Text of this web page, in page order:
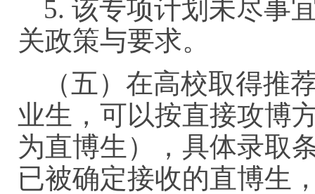
5. 该专项计划未尽事
关政策与要求。
（五）在高校取得推
业生，可以按直接攻博
为直博生），具体录取
已被确定接收的直博生